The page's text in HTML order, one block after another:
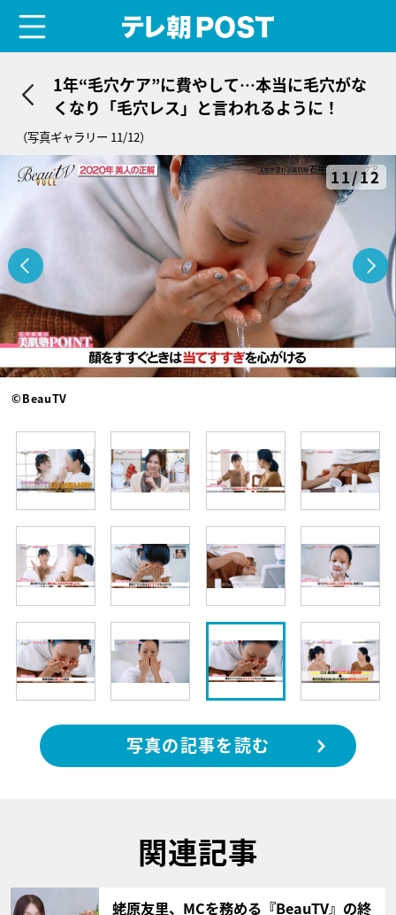
1年“毛穴ケア”に費やして…本当に毛穴がな
くなり「毛穴レス」と言われるように！
（写真ギャラリー 11/12）
11/12
©BeauTV
写真の記事を読む
関連記事
サムネイル
蛯原友里、MCを務める『BeauTV』の終